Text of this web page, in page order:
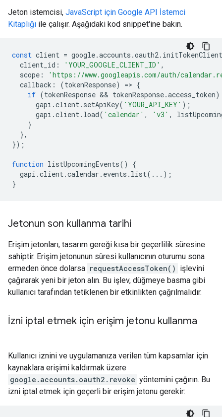
Jeton istemcisi, JavaScript için Google API İstemci
Kitaplığı ile çalışır. Aşağıdaki kod snippet'ine bakın.
const client = google.accounts .oauth2. initTokenClient
client_id : 'YOUR_GOOGLE_CLIENT_ID' ,
scope :
'https://www.googleapis.com/auth/
callback : (tokenResponse) => {
if (tokenResponse && tokenResponse.access_token)
gapi .client. setApiKey( 'YOUR_API_KEY' );
gapi .client. load( 'calendar' , 'v3' ,
}
},
});
function listUpcomingEvents()
{
gapi .client.calendar . events . list(...);
}
Jetonun son kullanma tarihi
Erişim jetonları, tasarım gereği kısa bir geçerlilik süresine
sahiptir. Erişim jetonunun süresi kullanıcının oturumu sona
ermeden önce dolarsa requestAccessToken() işlevini
çağırarak yeni bir jeton alın. Bu işlev, düğmeye basma gibi
kullanıcı tarafından tetiklenen bir etkinlikten çağrılmalıdır.
İzni iptal etmek için erişim jetonu kullanma
Kullanıcı iznini ve uygulamanıza verilen tüm kapsamlar için
kaynaklara erişimi kaldırmak üzere
google.accounts.oauth2.revoke yöntemini çağırın. Bu
izni iptal etmek için geçerli bir erişim jetonu gerekir: